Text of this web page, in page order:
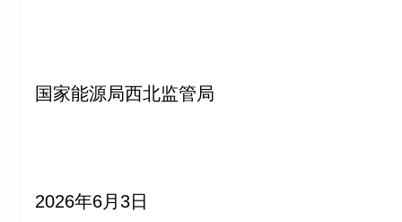
国家能源局西北监管局
2026年6月3日